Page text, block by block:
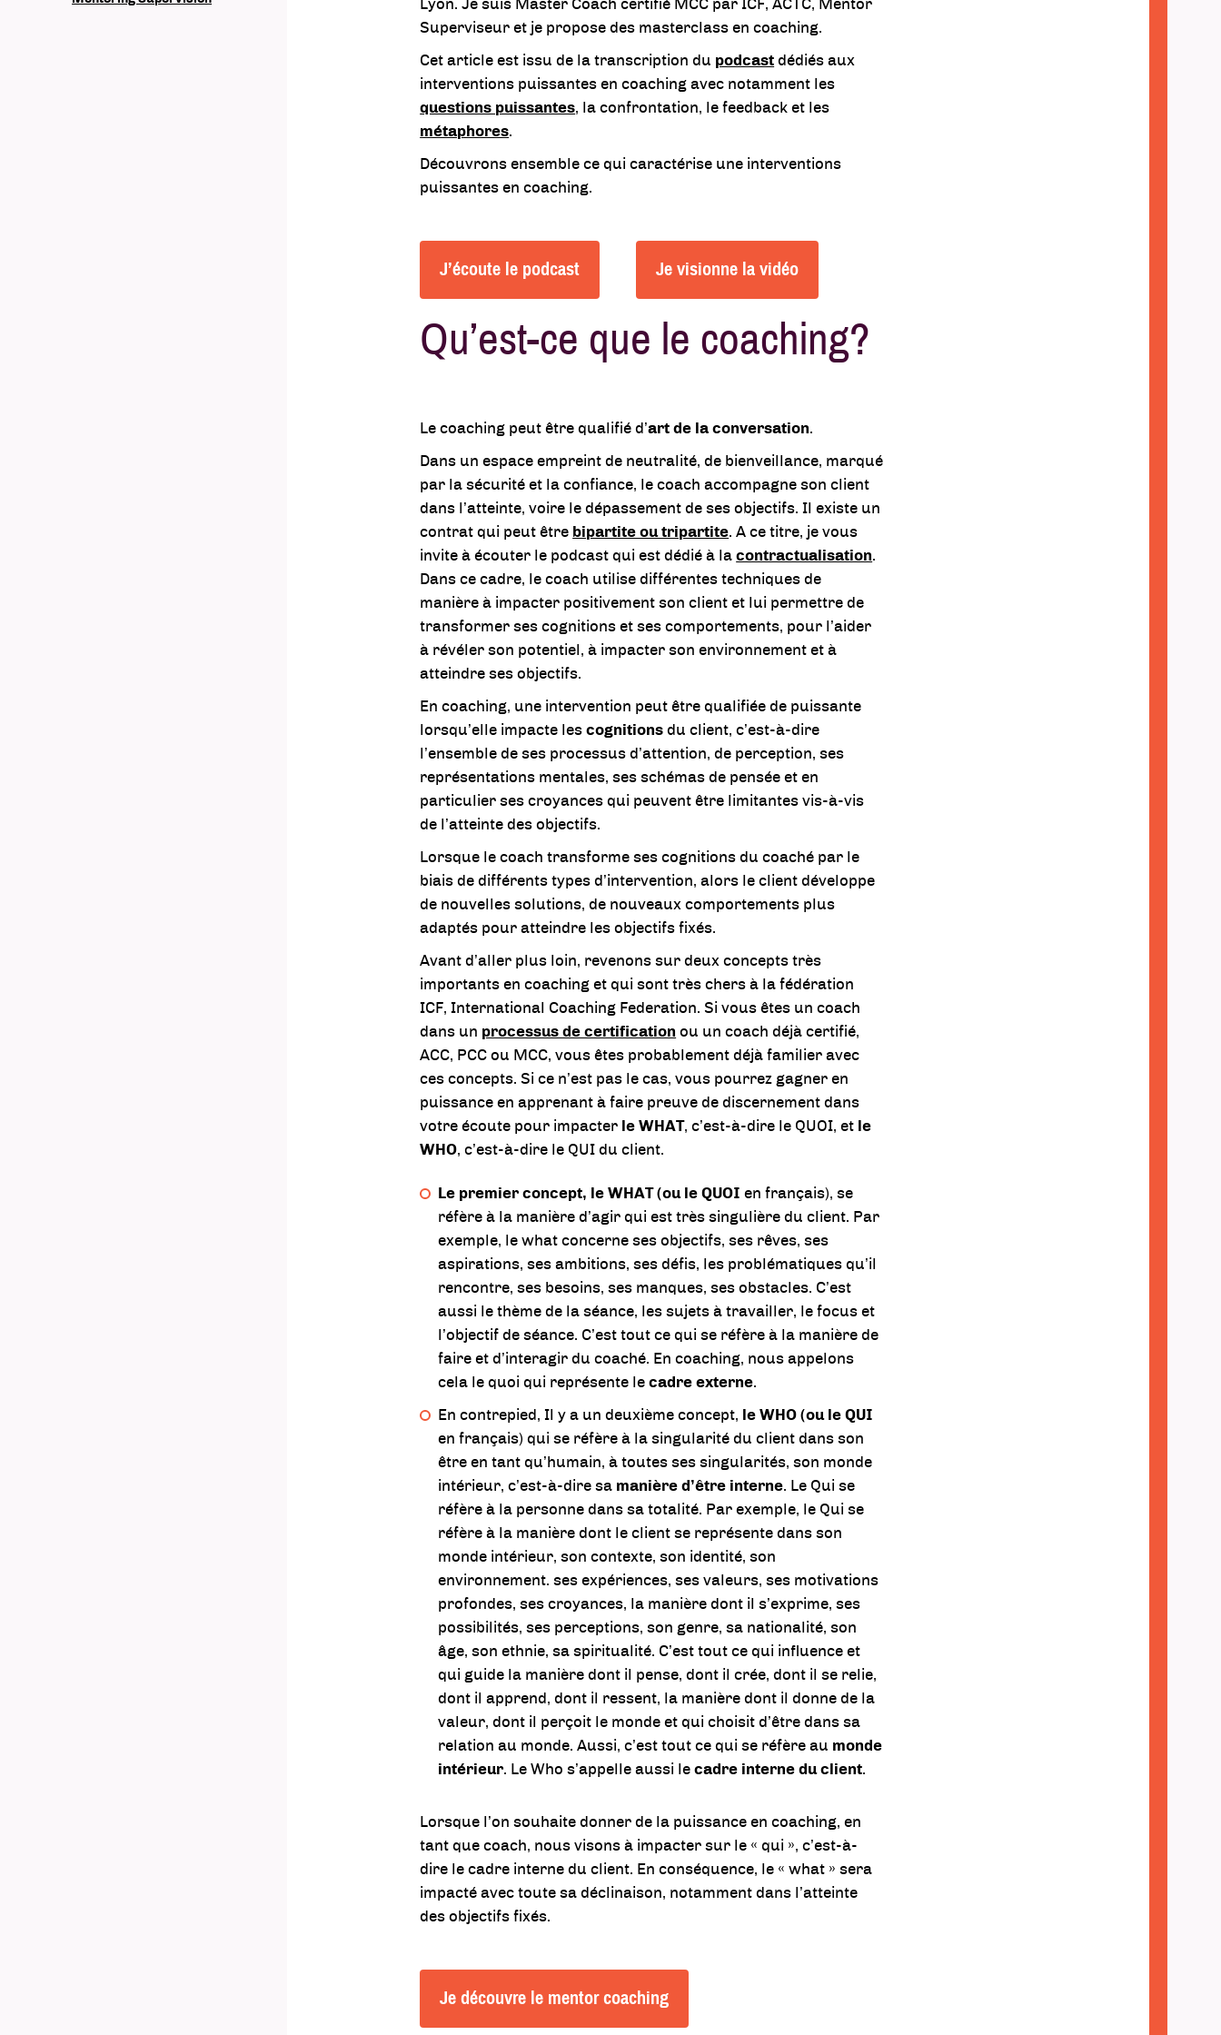
Lyon. Je suis Master Coach certifié MCC par ICF, ACTC, Mentor
Superviseur et je propose des masterclass en coaching.
Cet article est issu de la transcription du podcast dédiés aux
interventions puissantes en coaching avec notamment les
questions puissantes, la confrontation, le feedback et les
métaphores.
Découvrons ensemble ce qui caractérise une interventions
puissantes en coaching.
J’écoute le podcast Je visionne la vidéo
Qu’est-ce que le coaching?
Le coaching peut être qualifié d’art de la conversation.
Dans un espace empreint de neutralité, de bienveillance, marqué
par la sécurité et la confiance, le coach accompagne son client
dans l’atteinte, voire le dépassement de ses objectifs. Il existe un
contrat qui peut être bipartite ou tripartite. A ce titre, je vous
invite à écouter le podcast qui est dédié à lacontractualisation.
Dans ce cadre, le coach utilise différentes techniques de
manière à impacter positivement son client et lui permettre de
transformer ses cognitions et ses comportements, pour l’aider
à révéler son potentiel, à impacter son environnement et à
atteindre ses objectifs.
En coaching, une intervention peut être qualifiée de puissante
lorsqu’elle impacte lescognitions du client, c’est-à-dire
l’ensemble de ses processus d’attention, de perception, ses
représentations mentales, ses schémas de pensée et en
particulier ses croyances qui peuvent être limitantes vis-à-vis
de l’atteinte des objectifs.
Lorsque le coach transforme ses cognitions du coaché par le
biais de différents types d’intervention, alors le client développe
de nouvelles solutions, de nouveaux comportements plus
adaptés pour atteindre les objectifs fixés.
Avant d’aller plus loin, revenons sur deux concepts très
importants en coaching et qui sont très chers à la fédération
ICF, International Coaching Federation. Si vous êtes un coach
dans un processus de certification ou un coach déjà certifié,
ACC, PCC ou MCC, vous êtes probablement déjà familier avec
ces concepts. Si ce n’est pas le cas, vous pourrez gagner en
puissance en apprenant à faire preuve de discernement dans
votre écoute pour impacter le WHAT, c’est-à-dire le QUOI, et le
WHO, c’est-à-dire le QUI du client.
Le premier concept, le WHAT (ou le QUOIen français), se
réfère à la manière d’agir qui est très singulière du client. Par
exemple, le what concerne ses objectifs, ses rêves, ses
aspirations, ses ambitions, ses défis, les problématiques qu’il
rencontre, ses besoins, ses manques, ses obstacles. C’est
aussi le thème de la séance, les sujets à travailler, le focus et
l’objectif de séance. C’est tout ce qui se réfère à la manière de
faire et d’interagir du coaché. En coaching, nous appelons
cela le quoi qui représente lecadre externe.
En contrepied, Il y a un deuxième concept, le WHO (ou le QUI
en français) qui se réfère à la singularité du client dans son
être en tant qu’humain, à toutes ses singularités, son monde
intérieur, c’est-à-dire sa manière d’être interne. Le Qui se
réfère à la personne dans sa totalité. Par exemple, le Qui se
réfère à la manière dont le client se représente dans son
monde intérieur, son contexte, son identité, son
environnement. ses expériences, ses valeurs, ses motivations
profondes, ses croyances, la manière dont il s’exprime, ses
possibilités, ses perceptions, son genre, sa nationalité, son
âge, son ethnie, sa spiritualité. C’est tout ce qui influence et
qui guide la manière dont il pense, dont il crée, dont il se relie,
dont il apprend, dont il ressent, la manière dont il donne de la
valeur, dont il perçoit le monde et qui choisit d’être dans sa
relation au monde. Aussi, c’est tout ce qui se réfère au monde
intérieur. Le Who s’appelle aussi lecadre interne du client.
Lorsque l’on souhaite donner de la puissance en coaching, en
tant que coach, nous visons à impacter sur le « qui », c’est-à-
dire le cadre interne du client. En conséquence, le « what » sera
impacté avec toute sa déclinaison, notamment dans l’atteinte
des objectifs fixés.
Je découvre le mentor coaching